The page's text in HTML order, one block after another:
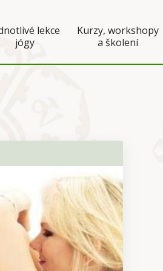
lekce
jógy
Kurzy, workshopy
a školení